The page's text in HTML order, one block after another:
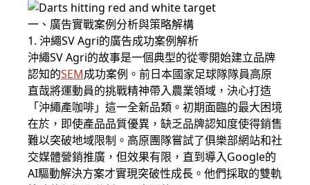
一、廣告實戰案例分析與策略解構
1. 沖繩SV Agri的廣告成功案例解析
沖繩SV Agri的故事是一個典型的從零開始建立品牌
認知的SEM成功案例。前日本國家足球隊隊員高原
直哉將運動員的挑戰精神帶入農業領域，決心打造
「沖繩產咖啡」這一全新品類。初期面臨的最大困境
在於，即使產品品質優異，缺乏品牌認知度使得銷售
難以突破地域限制。高原團隊嘗試了俱樂部網站和社
交媒體營銷推廣，但效果有限，直到導入Google的
AI驅動解決方案才實現突破性成長。他們採取的雙軌